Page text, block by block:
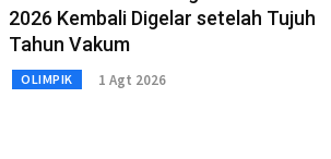
2026 Kembali Digelar setelah Tujuh
Tahun Vakum
OLIMPIK 1 Agt 2026